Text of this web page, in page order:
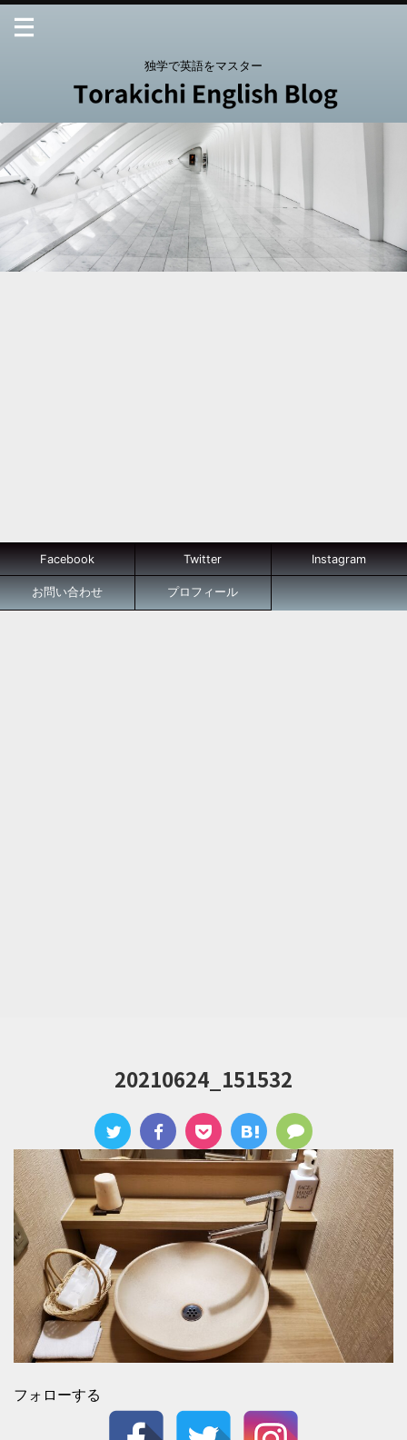
独学で英語をマスター
Facebook Twitter Instagram
お問い合わせ プロフィール
20210624_151532
フォローする